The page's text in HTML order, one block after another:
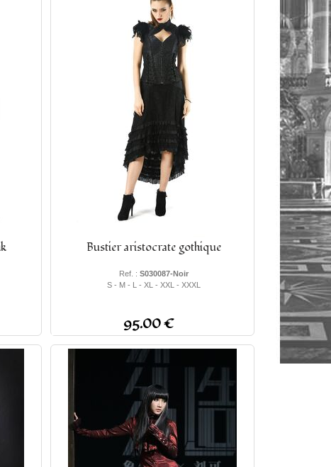
Bustier aristocrate gothique
Ref. : S030087-Noir
S - M - L - XL - XXL - XXXL
95.00 €